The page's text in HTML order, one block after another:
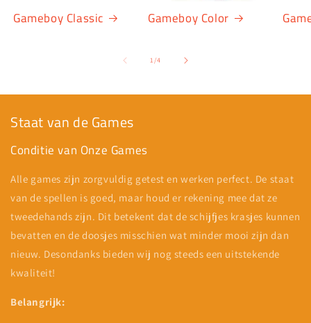
Gameboy Classic Gameboy Color
1/van
4
Staat van de Games
Conditie van Onze Games
Alle games zijn zorgvuldig getest en werken perfect. De staat
van de spellen is goed, maar houd er rekening mee dat ze
tweedehands zijn. Dit betekent dat de schijfjes krasjes kunnen
bevatten en de doosjes misschien wat minder mooi zijn dan
nieuw. Desondanks bieden wij nog steeds een uitstekende
kwaliteit!
Belangrijk: